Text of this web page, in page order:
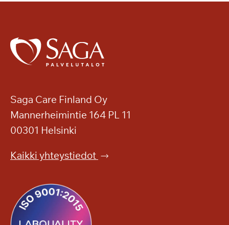
Saga Care Finland Oy
Mannerheimintie 164 PL 11
00301 Helsinki
Kaikki yhteystiedot